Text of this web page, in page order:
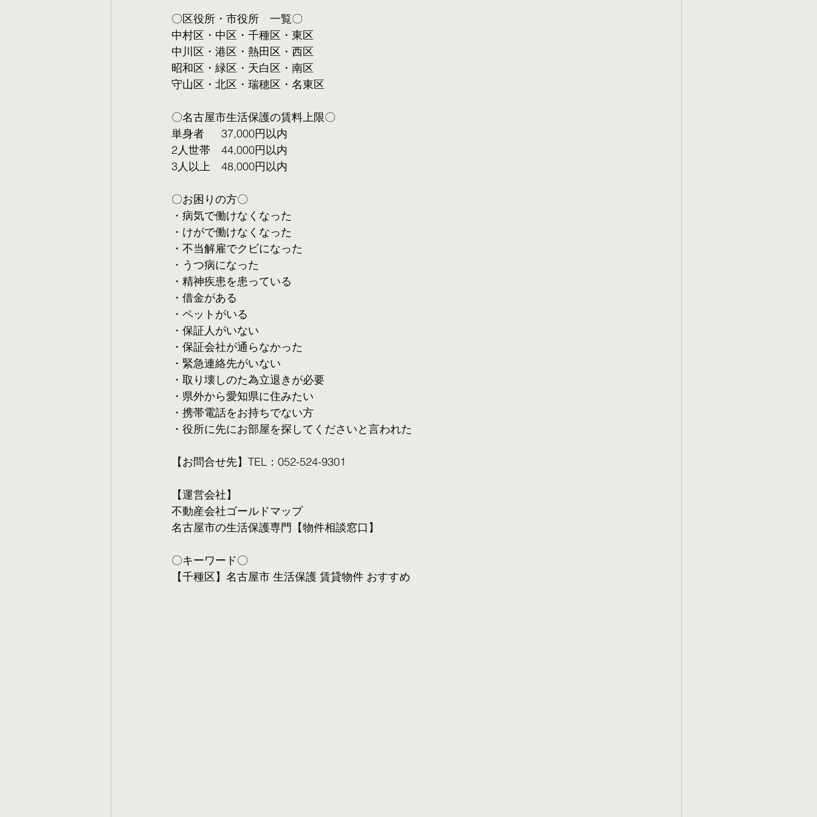
〇区役所・市役所　一覧〇
中村区・中区・千種区・東区
中川区・港区・熱田区・西区
昭和区・緑区・天白区・南区
守山区・北区・瑞穂区・名東区
〇名古屋市生活保護の賃料上限〇
単身者  　37,000円以内
2人世帯　44,000円以内
3人以上　48,000円以内
〇お困りの方〇
・病気で働けなくなった
・けがで働けなくなった
・不当解雇でクビになった
・うつ病になった
・精神疾患を患っている
・借金がある
・ペットがいる
・保証人がいない
・保証会社が通らなかった
・緊急連絡先がいない
・取り壊しのた為立退きが必要
・県外から愛知県に住みたい
・携帯電話をお持ちでない方
・役所に先にお部屋を探してくださいと言われた
【お問合せ先】TEL：052-524-9301
【運営会社】
不動産会社ゴールドマップ
名古屋市の生活保護専門【物件相談窓口】
〇キーワード〇
【千種区】名古屋市 生活保護 賃貸物件 おすすめ